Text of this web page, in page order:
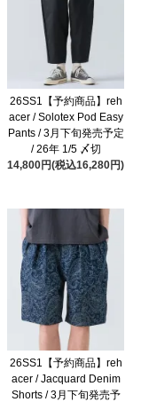
26SS1【予約商品】reh
acer / Solotex Pod Easy
Pants / 3月下旬発売予定
/ 26年 1/5 〆切
14,800円(税込16,280円)
26SS1【予約商品】reh
acer / Jacquard Denim
Shorts / 3月下旬発売予